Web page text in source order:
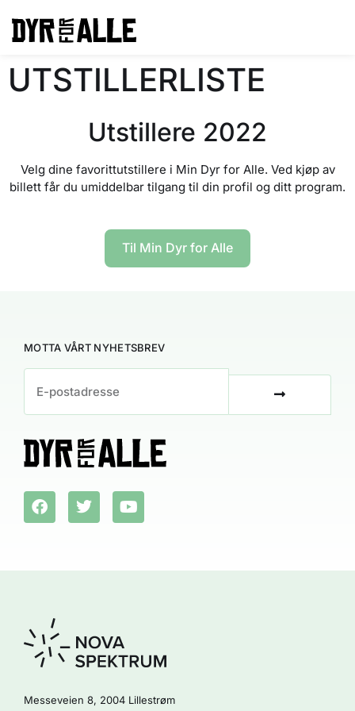
UTSTILLERLISTE
Utstillere 2022
Velg dine favorittutstillere i Min Dyr for Alle. Ved kjøp av
billett får du umiddelbar tilgang til din profil og ditt program.
Til Min Dyr for Alle
MOTTA VÅRT NYHETSBREV
Messeveien 8, 2004 Lillestrøm